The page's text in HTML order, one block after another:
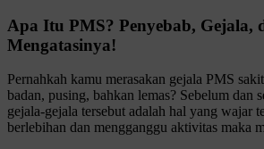
Apa Itu PMS? Penyebab, Gejala,
Mengatasinya!
Pernahkah kamu merasakan gejala PMS
badan, pusing, bahkan lemas? Sebelum dan
gejala-gejala tersebut adalah hal yang wajar
berlebihan dan mengganggu aktivitas maka